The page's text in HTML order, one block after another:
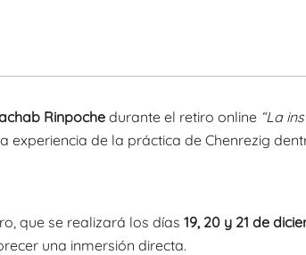
Rinpoche durante el retiro online “La
de la práctica de Chenrezig
que se realizará los días 19, 20 y 21 de
una inmersión directa.